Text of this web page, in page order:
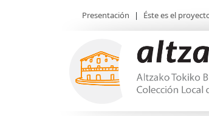
Presentación | Éste es el